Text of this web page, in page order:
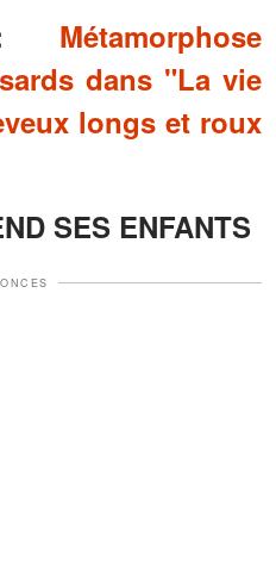
: Métamorphose
dans "La vie
longs et roux
SES ENFANTS